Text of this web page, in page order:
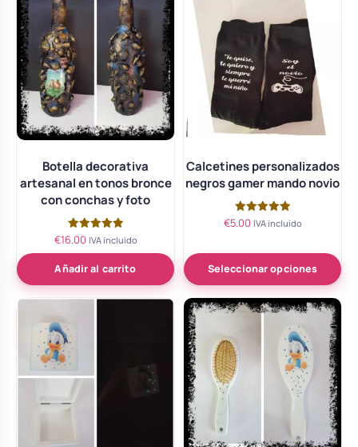
Botella decorativa
artesanal en tonos bronce
con conchas y foto
Valorado
con
5.00
de 5
€16.00 IVA incluido
Añadir al carrito
Calcetines personalizados
negros gamer mando novio
Valorado
con
€5.00 IVA incluido
Seleccionar opciones